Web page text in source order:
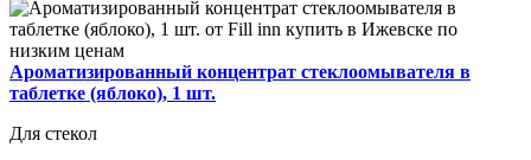
Ароматизированный концентрат стеклоомывателя в
таблетке (яблоко), 1 шт.
Для стекол